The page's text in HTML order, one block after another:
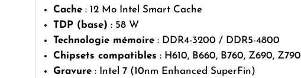
Cache: 12 Mo Intel Smart Cache
TDP (base) : 58 W
Technologie mémoire: DDR4-3200 / DDR5-4800
Chipsets compatibles : H610, B660, B760, Z690, Z790
Gravure: Intel 7 (10nm Enhanced SuperFin)